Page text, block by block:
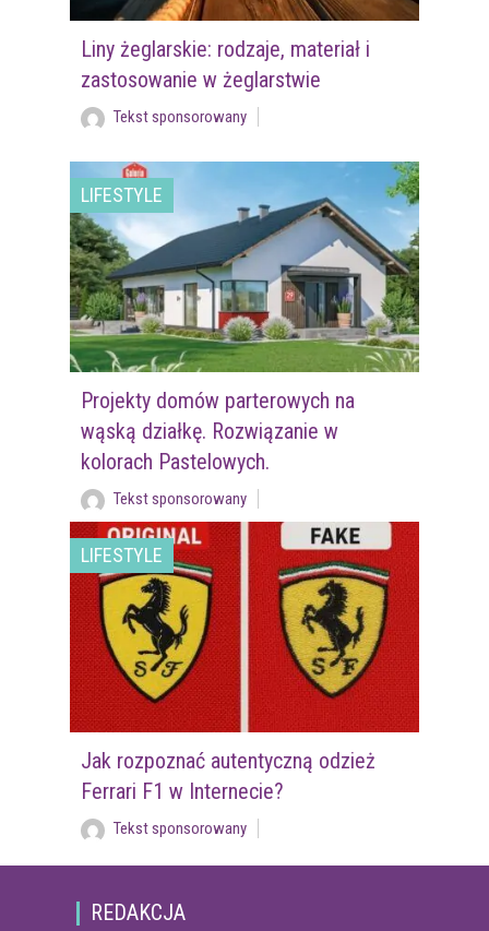
Liny żeglarskie: rodzaje, materiał i
zastosowanie w żeglarstwie
Tekst sponsorowany
LIFESTYLE
Projekty domów parterowych na
wąską działkę. Rozwiązanie w
kolorach Pastelowych.
Tekst sponsorowany
LIFESTYLE
Jak rozpoznać autentyczną odzież
Ferrari F1 w Internecie?
Tekst sponsorowany
REDAKCJA